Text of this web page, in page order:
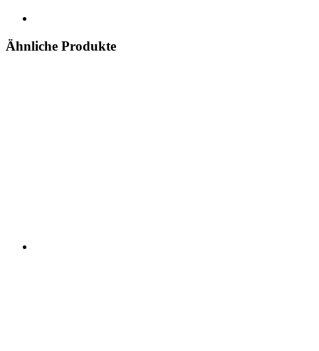
Ähnliche Produkte